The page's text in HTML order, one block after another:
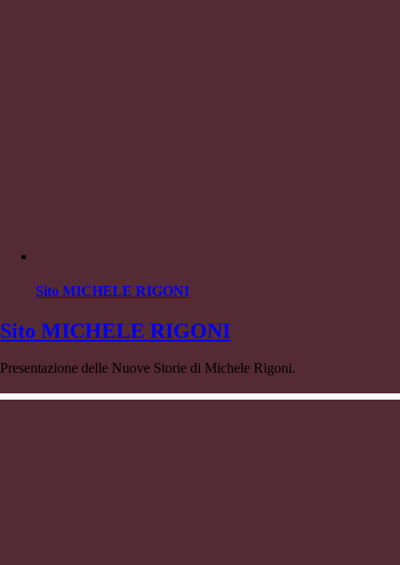
Sito MICHELE RIGONI
Sito MICHELE RIGONI
Presentazione delle Nuove Storie di Michele Rigoni.